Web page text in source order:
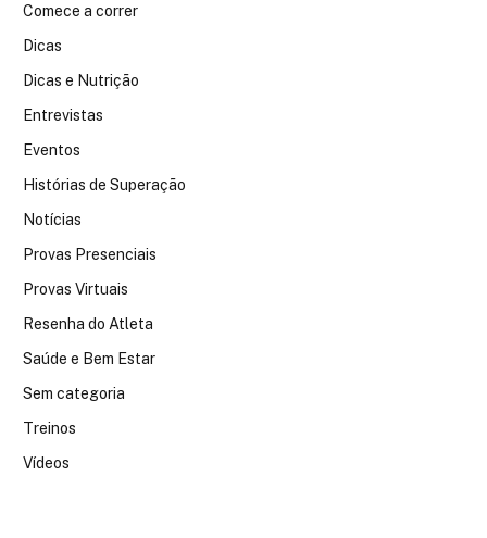
Comece a correr
Dicas
Dicas e Nutrição
Entrevistas
Eventos
Histórias de Superação
Notícias
Provas Presenciais
Provas Virtuais
Resenha do Atleta
Saúde e Bem Estar
Sem categoria
Treinos
Vídeos